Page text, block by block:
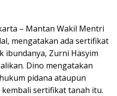
– Mantan Wakil Mentri
mengatakan ada sertifikat
ibundanya, Zurni Hasyim
Dino mengatakan
pidana ataupun
sertifikat tanah itu.